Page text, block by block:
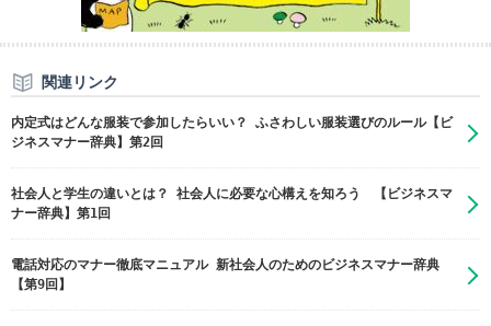
関連リンク
内定式はどんな服装で参加したらいい？ ふさわしい服装選びのルール【ビ
ジネスマナー辞典】第2回
社会人と学生の違いとは？ 社会人に必要な心構えを知ろう 【ビジネスマ
ナー辞典】第1回
電話対応のマナー徹底マニュアル 新社会人のためのビジネスマナー辞典
【第9回】